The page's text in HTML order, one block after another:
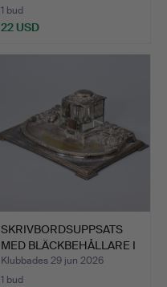
1 bud
22 USD
SKRIVBORDSUPPSATS
MED BLÄCKBEHÅLLARE I
GLA…
Klubbades 29 jun 2026
1 bud